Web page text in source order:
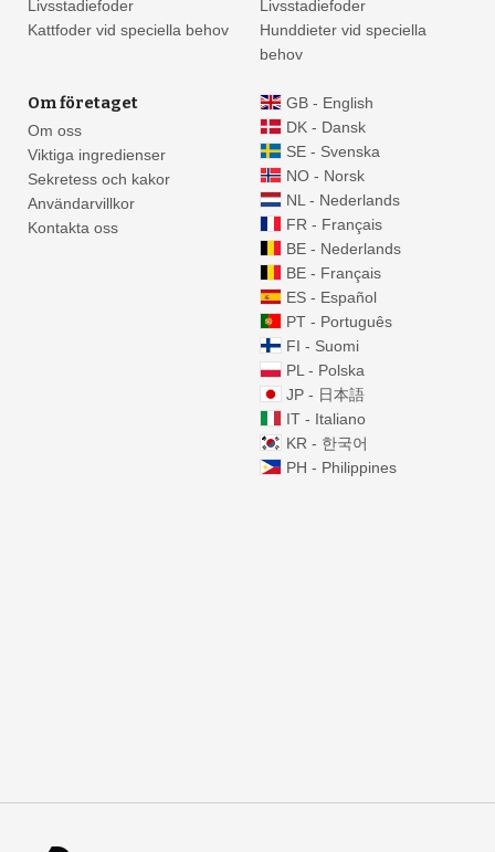
Livsstadiefoder
Kattfoder vid speciella behov
Livsstadiefoder
Hunddieter vid speciella
behov
Om företaget
Om oss
Viktiga ingredienser
Sekretess och kakor
Användarvillkor
Kontakta oss
GB - English
DK - Dansk
SE - Svenska
NO - Norsk
NL - Nederlands
FR - Français
BE - Nederlands
BE - Français
ES - Español
PT - Português
FI - Suomi
PL - Polska
JP - 日本語
IT - Italiano
KR - 한국어
PH - Philippines